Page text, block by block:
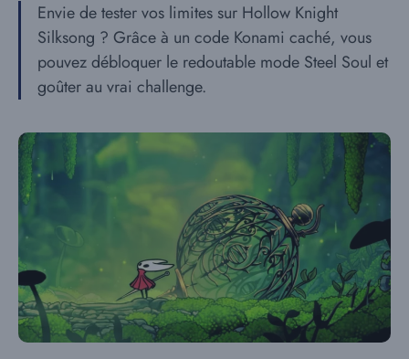
Envie de tester vos limites sur Hollow Knight
Silksong ? Grâce à un code Konami caché, vous
pouvez débloquer le redoutable mode Steel Soul et
goûter au vrai challenge.